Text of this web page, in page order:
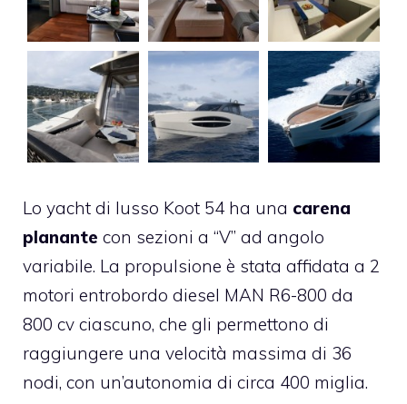
Lo yacht di lusso Koot 54 ha una carena
planante con sezioni a “V” ad angolo
variabile. La propulsione è stata affidata a 2
motori entrobordo diesel MAN R6-800 da
800 cv ciascuno, che gli permettono di
raggiungere una velocità massima di 36
nodi, con un’autonomia di circa 400 miglia.